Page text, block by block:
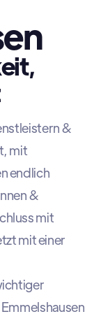
&
mit
endlich
&
mit
mit einer